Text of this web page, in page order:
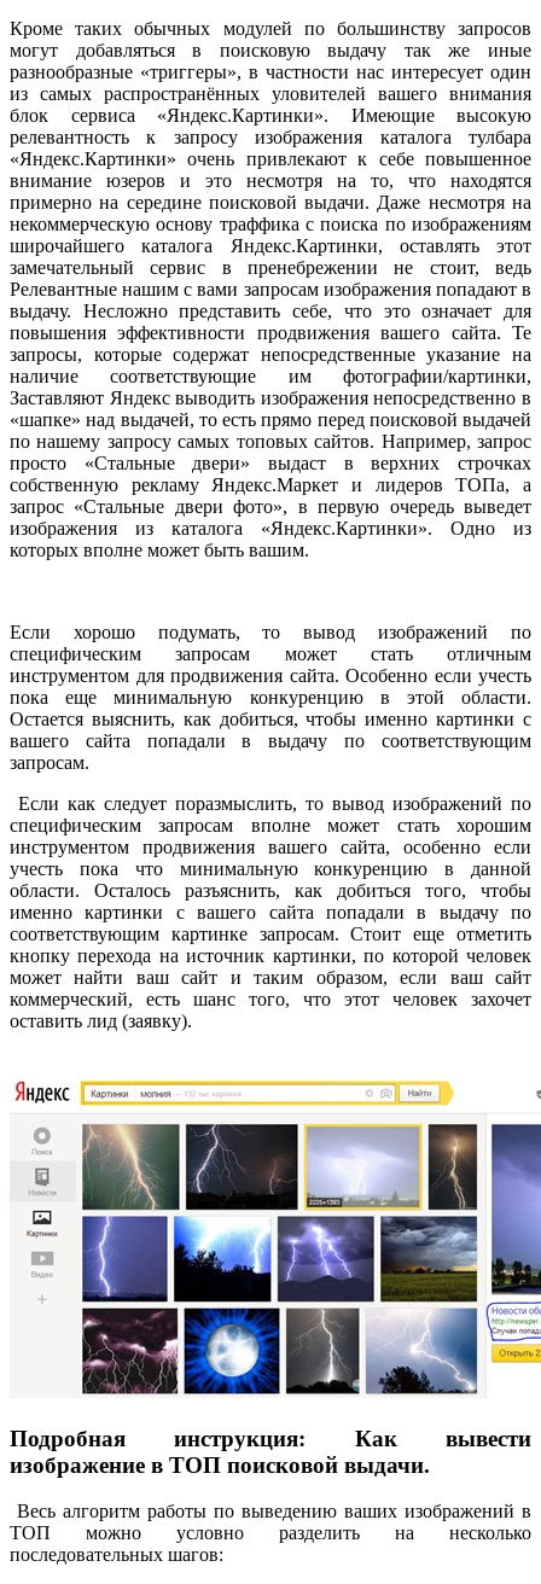
Кроме таких обычных модулей по большинству запросов
могут добавляться в поисковую выдачу так же иные
разнообразные «триггеры», в частности нас интересует один
из самых распространённых уловителей вашего внимания
блок сервиса «Яндекс.Картинки». Имеющие высокую
релевантность к запросу изображения каталога тулбара
«Яндекс.Картинки» очень привлекают к себе повышенное
внимание юзеров и это несмотря на то, что находятся
примерно на середине поисковой выдачи. Даже несмотря на
некоммерческую основу траффика с поиска по изображениям
широчайшего каталога Яндекс.Картинки, оставлять этот
замечательный сервис в пренебрежении не стоит, ведь
Релевантные нашим с вами запросам изображения попадают в
выдачу. Несложно представить себе, что это означает для
повышения эффективности продвижения вашего сайта. Те
запросы, которые содержат непосредственные указание на
наличие соответствующие им фотографии/картинки,
Заставляют Яндекс выводить изображения непосредственно в
«шапке» над выдачей, то есть прямо перед поисковой выдачей
по нашему запросу самых топовых сайтов. Например, запрос
просто «Стальные двери» выдаст в верхних строчках
собственную рекламу Яндекс.Маркет и лидеров ТОПа, а
запрос «Стальные двери фото», в первую очередь выведет
изображения из каталога «Яндекс.Картинки». Одно из
которых вполне может быть вашим.
Если хорошо подумать, то вывод изображений по
специфическим запросам может стать отличным
инструментом для продвижения сайта. Особенно если учесть
пока еще минимальную конкуренцию в этой области.
Остается выяснить, как добиться, чтобы именно картинки с
вашего сайта попадали в выдачу по соответствующим
запросам.
Если как следует поразмыслить, то вывод изображений по
специфическим запросам вполне может стать хорошим
инструментом продвижения вашего сайта, особенно если
учесть пока что минимальную конкуренцию в данной
области. Осталось разъяснить, как добиться того, чтобы
именно картинки с вашего сайта попадали в выдачу по
соответствующим картинке запросам. Стоит еще отметить
кнопку перехода на источник картинки, по которой человек
может найти ваш сайт и таким образом, если ваш сайт
коммерческий, есть шанс того, что этот человек захочет
оставить лид (заявку).
Подробная инструкция: Как вывести
изображение в ТОП поисковой выдачи.
Весь алгоритм работы по выведению ваших изображений в
ТОП можно условно разделить на несколько
последовательных шагов: